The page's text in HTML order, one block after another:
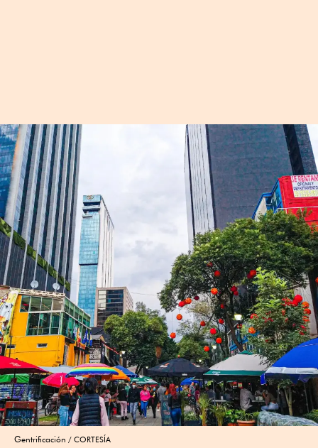
Gentrificación CORTESÍA